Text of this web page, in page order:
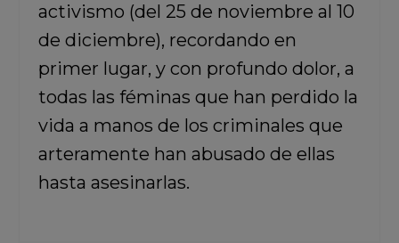
activismo (del 25 de noviembre al 10
de diciembre), recordando en
primer lugar, y con profundo dolor, a
todas las féminas que han perdido la
vida a manos de los criminales que
arteramente han abusado de ellas
hasta asesinarlas.